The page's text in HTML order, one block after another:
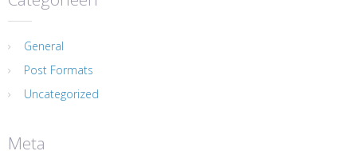
General
Post Formats
Uncategorized
Meta